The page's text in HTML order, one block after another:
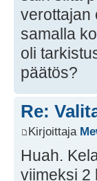
verottajan
samalla
oli
päätös?
Re:
Kirjoittaja
Huah.
viimeksi 2